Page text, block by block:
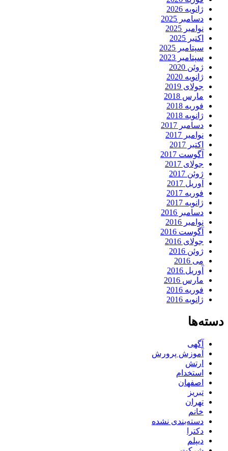
ژانویه 2026
دسامبر 2025
نوامبر 2025
اکتبر 2025
سپتامبر 2025
سپتامبر 2023
ژوئن 2020
ژانویه 2020
جولای 2019
مارس 2018
فوریه 2018
ژانویه 2018
دسامبر 2017
نوامبر 2017
اکتبر 2017
آگوست 2017
جولای 2017
ژوئن 2017
آوریل 2017
فوریه 2017
ژانویه 2017
دسامبر 2016
نوامبر 2016
آگوست 2016
جولای 2016
ژوئن 2016
می 2016
آوریل 2016
مارس 2016
فوریه 2016
ژانویه 2016
دسته‌ها
آگهی
آموزش پرورش
ارتش
استخدام
اصفهان
تبریز
تهران
خانم
دسته‌بندی نشده
دکترا
دیپلم